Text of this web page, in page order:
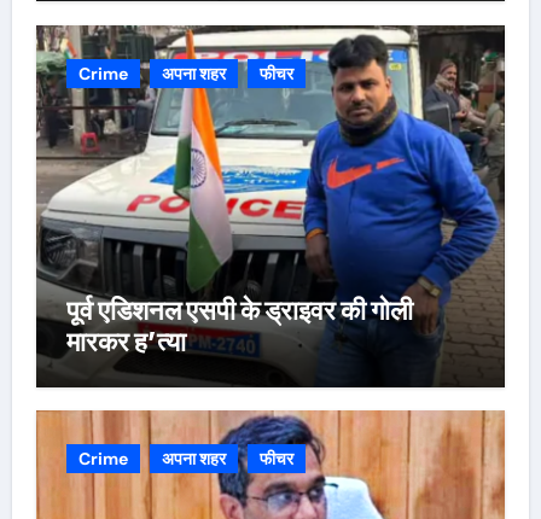
Crime अपना शहर फीचर
पूर्व एडिशनल एसपी के ड्राइवर की गोली
मारकर ह’त्या
Crime अपना शहर फीचर